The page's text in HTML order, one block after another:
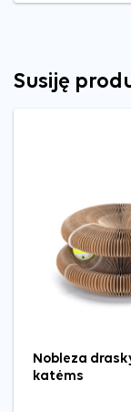
Susiję
Nobleza
katėms